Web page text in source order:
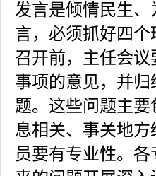
发言是倾情民生
言，必须抓好四
召开前，主任会
事项的意见，并
题。这些问题主
息相关、事关地
员要有专业性。